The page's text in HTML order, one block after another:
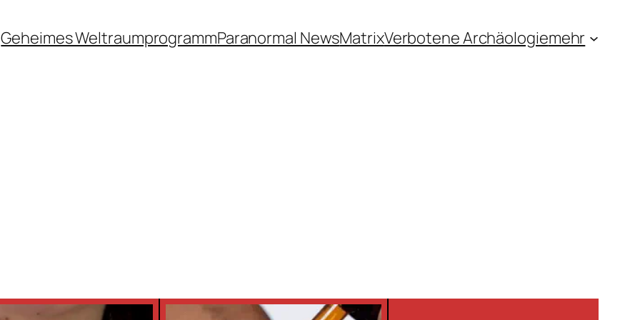
Geheimes WeltraumprogrammParanormal NewsMatrixVerbotene Archäologiemehr